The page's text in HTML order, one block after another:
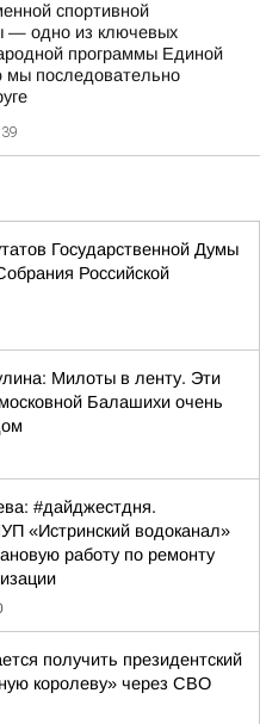
спортивной
— одно из ключевых
программы Единой
мы последовательно
Государственной Думы
Российской
Милоты в ленту. Эти
Балашихи очень
#дайджестдня.
«Истринский водоканал»
работу по ремонту
получить президентский
королеву» через СВО